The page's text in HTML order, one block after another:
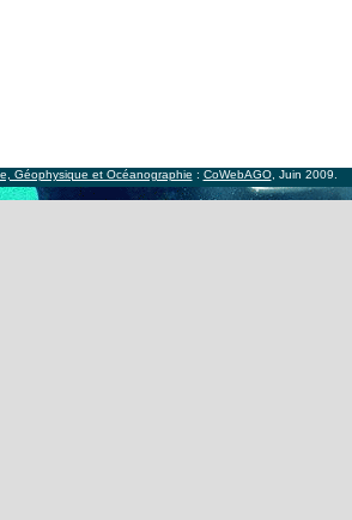
Géophysique et Océanographie : CoWebAGO, Juin 2009.